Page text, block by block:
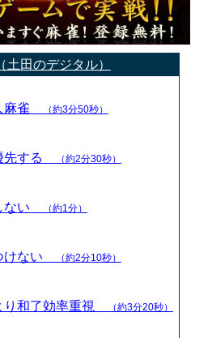
田のデジタル）
麻雀 （約3分50秒）
先する （約2分30秒）
ない （約1分）
けない （約2分10秒）
り和了効率重視 （約3分20秒）